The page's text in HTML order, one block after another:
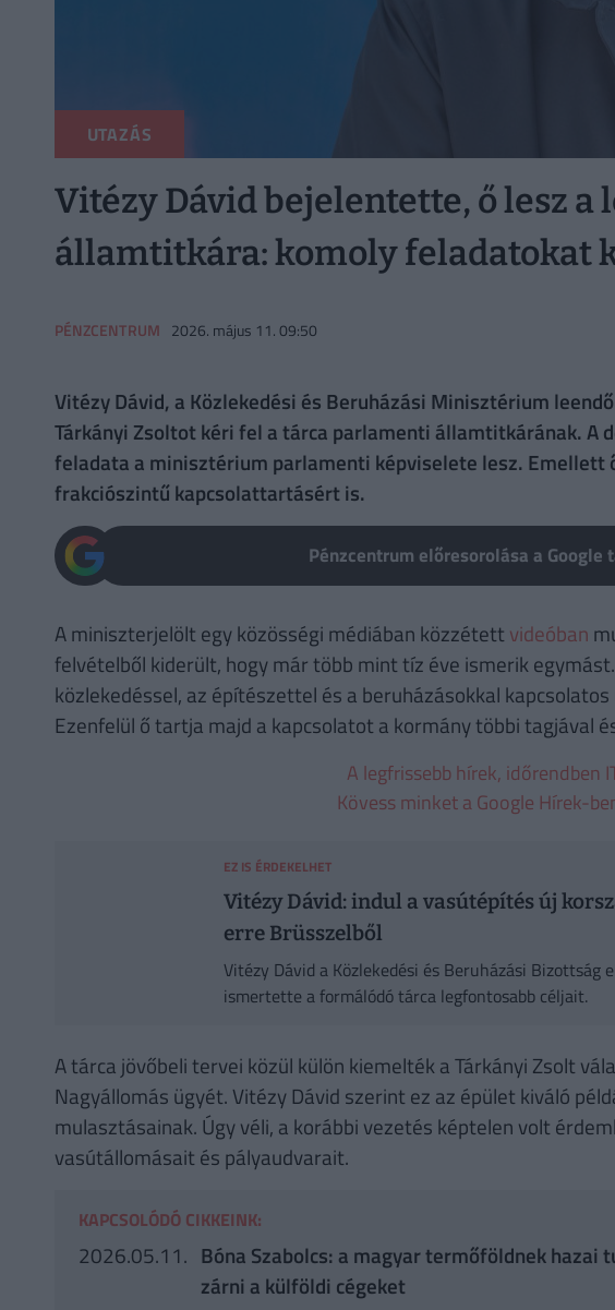
UTAZÁS
Vitézy Dávid bejelentette, ő lesz a
államtitkára: komoly feladatokat
PÉNZCENTRUM 2026. május 11. 09:50
Vitézy Dávid, a Közlekedési és Beruházási Minisztérium
Tárkányi Zsoltot kéri fel a tárca parlamenti államtitkárának. A
feladata a minisztérium parlamenti képviselete lesz. Emellett
frakciószintű kapcsolattartásért is.
Pénzcentrum előresorolása a Google
A miniszterjelölt egy közösségi médiában közzétettvideóban
felvételből kiderült, hogy már több mint tíz éve ismerik
közlekedéssel, az építészettel és a beruházásokkal
Ezenfelül ő tartja majd a kapcsolatot a kormány többi tagjával
A legfrissebb hírek, időrendben
Kövess minket a Google Hírek-
EZ IS ÉRDEKELHET
Vitézy Dávid: indul a vasútépítés új
erre Brüsszelből
Vitézy Dávid a Közlekedési és Beruházási
ismertette a formálódó tárca legfontosabb céljait.
A tárca jövőbeli tervei közül külön kiemelték a Tárkányi Zsolt
Nagyállomás ügyét. Vitézy Dávid szerint ez az épület kiváló
mulasztásainak. Úgy véli, a korábbi vezetés képtelen volt
vasútállomásait és pályaudvarait.
KAPCSOLÓDÓ CIKKEINK:
2026.05.11. Bóna Szabolcs: a magyar termőföldnek hazai
zárni a külföldi cégeket